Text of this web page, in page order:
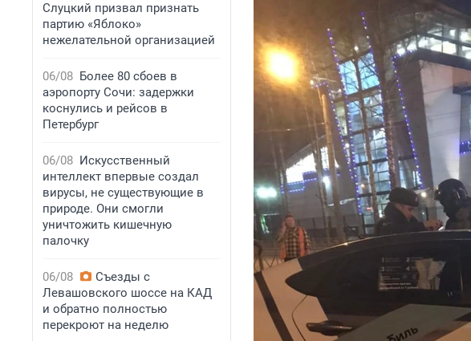
Слуцкий призвал признать
партию «Яблоко»
нежелательной организацией
06/08 Более 80 сбоев в
аэропорту Сочи: задержки
коснулись и рейсов в
Петербург
06/08 Искусственный
интеллект впервые создал
вирусы, не существующие в
природе. Они смогли
уничтожить кишечную
палочку
06/08
Съезды с
Левашовского шоссе на КАД
и обратно полностью
перекроют на неделю